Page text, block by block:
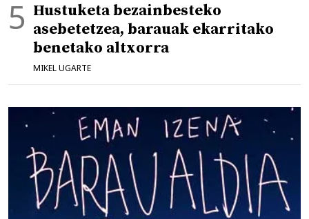
Hustuketa bezainbesteko
asebetetzea, barauak ekarritako
benetako altxorra
MIKEL UGARTE